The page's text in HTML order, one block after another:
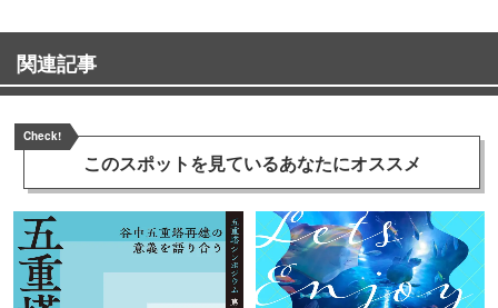
関連記事
Check!
このスポットを見ているあなたにオススメ